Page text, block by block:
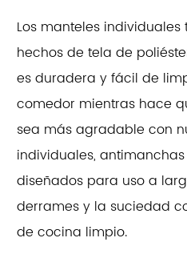
Los manteles
hechos de tela de
es duradera y fácil de
comedor mientras hace
sea más agradable con
individuales,
diseñados para uso a
derrames y la suciedad
de cocina limpio.